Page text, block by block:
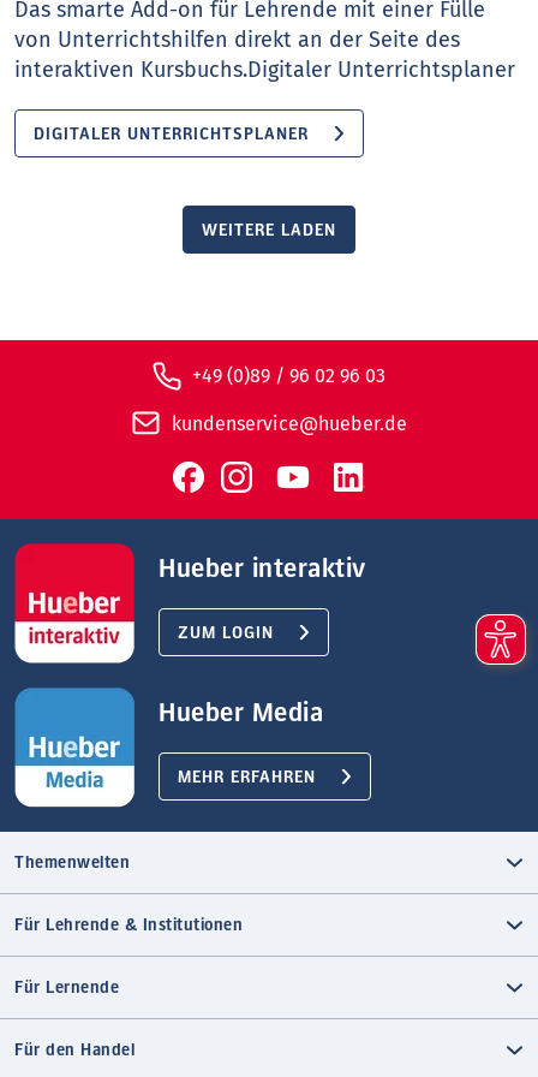
Das smarte Add-on für Lehrende mit einer Fülle
von Unterrichtshilfen direkt an der Seite des
interaktiven Kursbuchs.Digitaler Unterrichtsplaner
DIGITALER UNTERRICHTSPLANER
WEITERE LADEN
+49 (0)89 / 96 02 96 03
kundenservice@hueber.de
Hueber interaktiv
ZUM LOGIN
Hueber Media
MEHR ERFAHREN
Themenwelten
Für Lehrende & Institutionen
Für Lernende
Für den Handel